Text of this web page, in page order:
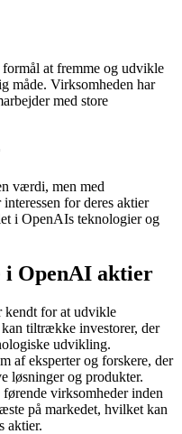
at fremme og udvikle
måde. Virksomheden har
med store
værdi, men med
for deres aktier
i OpenAIs teknologier og
i OpenAI aktier
kendt for at udvikle
tiltrække investorer, der
udvikling.
af eksperter og forskere, der
løsninger og produkter.
førende virksomheder inden
på markedet, hvilket kan
aktier.